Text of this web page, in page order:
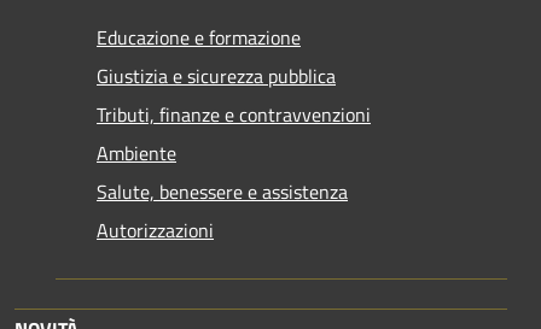
Educazione e formazione
Giustizia e sicurezza pubblica
Tributi, finanze e contravvenzioni
Ambiente
Salute, benessere e assistenza
Autorizzazioni